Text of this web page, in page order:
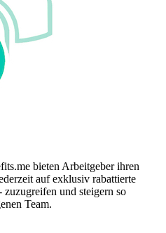
bieten Arbeitgeber ihren
auf exklusiv rabattierte
und steigern so
Team.